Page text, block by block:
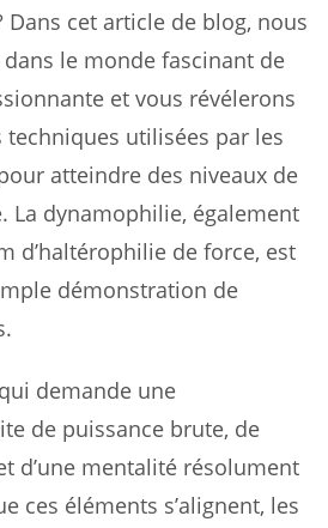
cet article de blog, nous
le monde fascinant de
et vous révélerons
techniques utilisées par les
atteindre des niveaux de
La dynamophilie, également
d’haltérophilie de force, est
démonstration de
demande une
de puissance brute, de
d’une mentalité résolument
ces éléments s’alignent, les